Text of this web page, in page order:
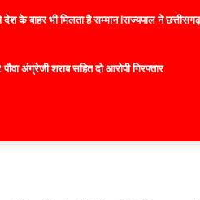
के बाहर भी मिलता है सम्मान lराज्यपाल ने
अंग्रेजी शराब सहित दो आरोपी गिरफ्तार